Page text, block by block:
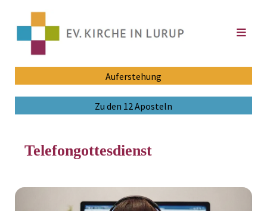
Auferstehung
Zu den 12 Aposteln
Telefongottesdienst